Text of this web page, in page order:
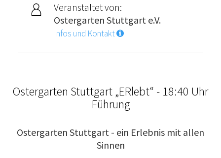
Veranstaltet von:
Ostergarten Stuttgart e.V.
Infos und Kontakt
Ostergarten Stuttgart „ERlebt“ - 18:40 Uhr
Führung
Ostergarten Stuttgart - ein Erlebnis mit allen
Sinnen